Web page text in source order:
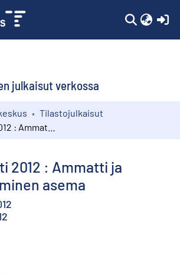
julkaisut verkossa
Tilastojulkaisut
2012 : Ammatti ja
asema